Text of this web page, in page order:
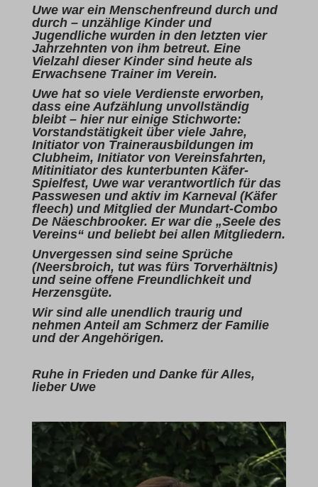
Uwe war ein Menschenfreund durch und
durch – unzählige Kinder und
Jugendliche wurden in den letzten vier
Jahrzehnten von ihm betreut. Eine
Vielzahl dieser Kinder sind heute als
Erwachsene Trainer im Verein.
Uwe hat so viele Verdienste erworben,
dass eine Aufzählung unvollständig
bleibt – hier nur einige Stichworte:
Vorstandstätigkeit über viele Jahre,
Initiator von Trainerausbildungen im
Clubheim, Initiator von Vereinsfahrten,
Mitinitiator des kunterbunten Käfer-
Spielfest, Uwe war verantwortlich für das
Passwesen und aktiv im Karneval (Käfer
fleech) und Mitglied der Mundart-Combo
De Näeschbrooker. Er war die „Seele des
Vereins“ und beliebt bei allen Mitgliedern.
Unvergessen sind seine Sprüche
(Neersbroich, tut was fürs Torverhältnis)
und seine offene Freundlichkeit und
Herzensgüte.
Wir sind alle unendlich traurig und
nehmen Anteil am Schmerz der Familie
und der Angehörigen.
Ruhe in Frieden und Danke für Alles,
lieber Uwe